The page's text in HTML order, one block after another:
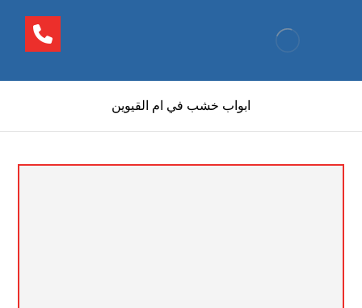
ابواب خشب في ام القيوين